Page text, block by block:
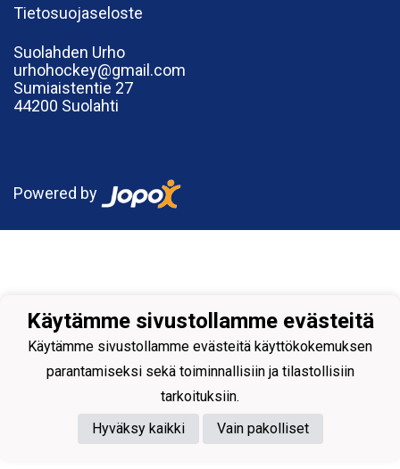
Tietosuojaseloste
Suolahden Urho
urhohockey@gmail.com
Sumiaistentie 27
44200 Suolahti
Powered by
Käytämme sivustollamme evästeitä
Käytämme sivustollamme evästeitä käyttökokemuksen
parantamiseksi sekä toiminnallisiin ja tilastollisiin
tarkoituksiin.
Hyväksy kaikki
Vain pakolliset